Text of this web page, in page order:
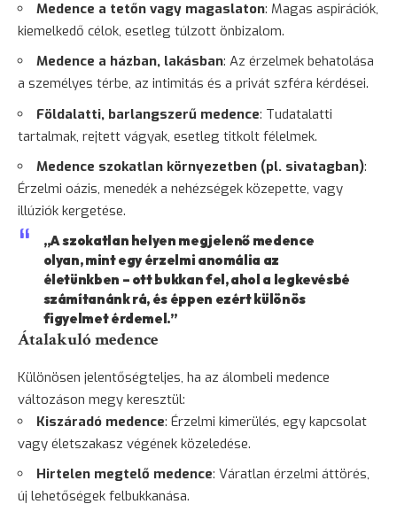
Medence a tetőn vagy magaslaton: Magas aspirációk,
kiemelkedő célok, esetleg túlzott önbizalom.
Medence a házban, lakásban: Az érzelmek behatolása
a személyes térbe, az intimitás és a privát szféra kérdései.
Földalatti, barlangszerű medence: Tudatalatti
tartalmak, rejtett vágyak, esetleg titkolt félelmek.
Medence szokatlan környezetben (pl. sivatagban):
Érzelmi oázis, menedék a nehézségek közepette, vagy
illúziók kergetése.
„A szokatlan helyen megjelenő medence
olyan, mint egy érzelmi anomália az
életünkben – ott bukkan fel, ahol a legkevésbé
számítanánk rá, és éppen ezért különös
figyelmet érdemel.”
Átalakuló medence
Különösen jelentőségteljes, ha az álombeli medence
változáson megy keresztül:
Kiszáradó medence: Érzelmi kimerülés, egy kapcsolat
vagy életszakasz végének közeledése.
Hirtelen megtelő medence: Váratlan érzelmi áttörés,
új lehetőségek felbukkanása.